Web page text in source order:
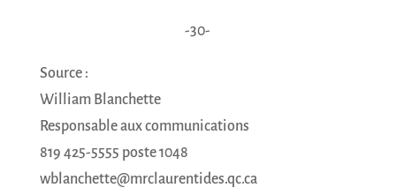
-30-
Source :
William Blanchette
Responsable aux communications
819 425-5555 poste 1048
wblanchette@mrclaurentides.qc.ca